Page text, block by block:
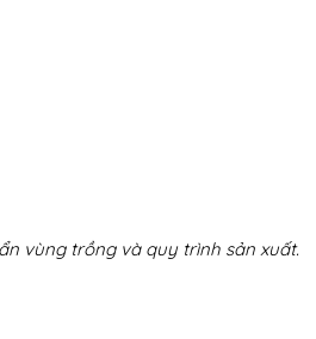
vùng trồng và quy trình sản xuất.